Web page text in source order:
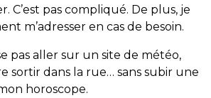
C’est pas compliqué. De plus, je
m’adresser en cas de besoin.
pas aller sur un site de météo,
sortir dans la rue… sans subir une
horoscope.